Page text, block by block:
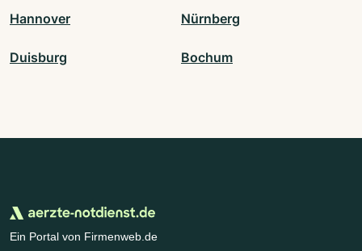
Hannover Nürnberg
Duisburg Bochum
Ein Portal von Firmenweb.de